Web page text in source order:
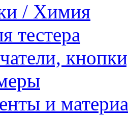
/ Химия
тестера
и